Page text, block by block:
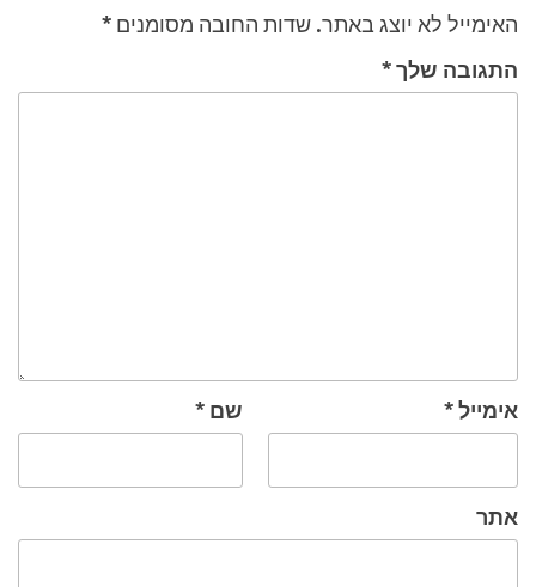
האימייל לא יוצג באתר. שדות החובה מסומנים *
התגובה שלך*
שם * אימייל*
אתר